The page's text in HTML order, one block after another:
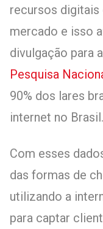
recursos digitais
mercado e isso
divulgação para
Pesquisa
90% dos lares
internet no Brasil.
Com esses
das formas de
utilizando a
para captar